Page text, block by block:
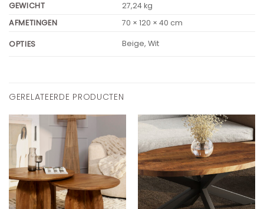
GEWICHT
27,24 kg
AFMETINGEN
70 × 120 × 40 cm
OPTIES Beige, Wit
GERELATEERDE PRODUCTEN